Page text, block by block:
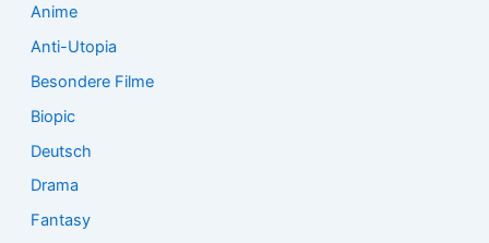
Anime
Anti-Utopia
Besondere Filme
Biopic
Deutsch
Drama
Fantasy